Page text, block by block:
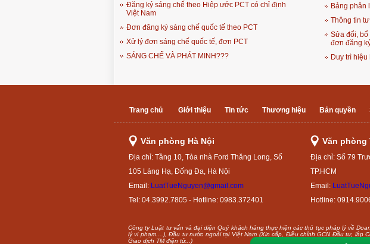
Đăng ký sáng chế theo Hiệp ước PCT có chỉ định
Việt Nam
Đơn đăng ký sáng chế quốc tế theo PCT
Xử lý đơn sáng chế quốc tế, đơn PCT
SÁNG CHẾ VÀ PHÁT MINH???
Bảng phân
Thông tin
Sửa đổi, bổ
đơn đăng
Duy trì
Trang chủ Giới thiệu Tin tức Thương hiệu Bản quyền
Văn phòng Hà Nội
Địa chỉ: Tầng 10, Tòa nhà Ford Thăng Long, Số
105 Láng Hạ, Đống Đa, Hà Nội
Email: LuatTueNguyen@gmail.com
Tel: 04.3992.7805 - Hotline: 0983.372401
Văn phòng
Địa chỉ: Số 79
TP.HCM
Email:
Hotline:
Công ty Luật tư vấn và đại diện Quý khách hàng thực hiện các thủ tục pháp lý về
lý vi phạm....), Đầu tư nước ngoài tại Việt Nam (Xin cấp, Điều chỉnh GCN Đầu tư, lập
Giao dịch TM điện tử...)